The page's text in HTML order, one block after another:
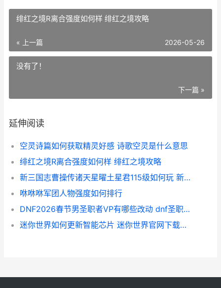
绯红之境R离合强度如何样 绯红之境攻略
« 上一篇 2026-05-26
没有了！
下一篇 »
延伸阅读
空灵诗篇如何获取精灵好感 诗歌空灵是什么意思
绯红之境R离合强度如何样 绯红之境攻略
新三国志曹操传诸天星曜土星君115级如何玩 新三国志曹操传武将强度排行
咻咻咻军团人物强度如何排行
DNF2026春节男圣职者VP有哪些改动 dnf圣职者春节套
迷你世界如何更新智能芯片 迷你世界官网下载最新版本